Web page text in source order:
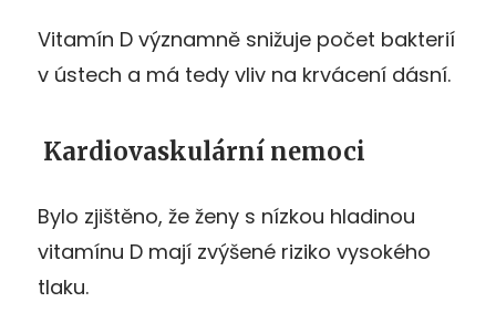
Vitamín D významně snižuje počet bakterií
v ústech a má tedy vliv na krvácení dásní.
Kardiovaskulární nemoci
Bylo zjištěno, že ženy s nízkou hladinou
vitamínu D mají zvýšené riziko vysokého
tlaku.